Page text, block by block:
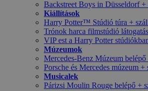
Backstreet Boys in Düsseldorf +
Kiállítások
Harry Potter™ Stúdió túra +
Trónok harca filmstúdió
VIP est a Harry Potter
Múzeumok
Mercedes-Benz Múzeum belépő
Porsche és Mercedes múzeum +
Musicalek
Párizsi Moulin Rouge belépő +